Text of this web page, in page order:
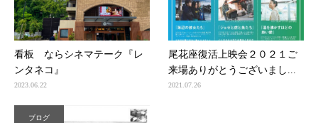
看板 ならシネマテーク『レ
ンタネコ』
2023.06.22
尾花座復活上映会２０２１ご
来場ありがとうございまし...
2021.07.26
ブログ